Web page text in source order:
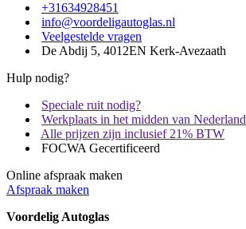
+31634928451
info@voordeligautoglas.nl
Veelgestelde vragen
De Abdij 5, 4012EN Kerk-Avezaath
Hulp nodig?
Speciale ruit nodig?
Werkplaats in het midden van Nederland
Alle prijzen zijn inclusief 21% BTW
FOCWA Gecertificeerd
Online afspraak maken
Afspraak maken
Voordelig Autoglas